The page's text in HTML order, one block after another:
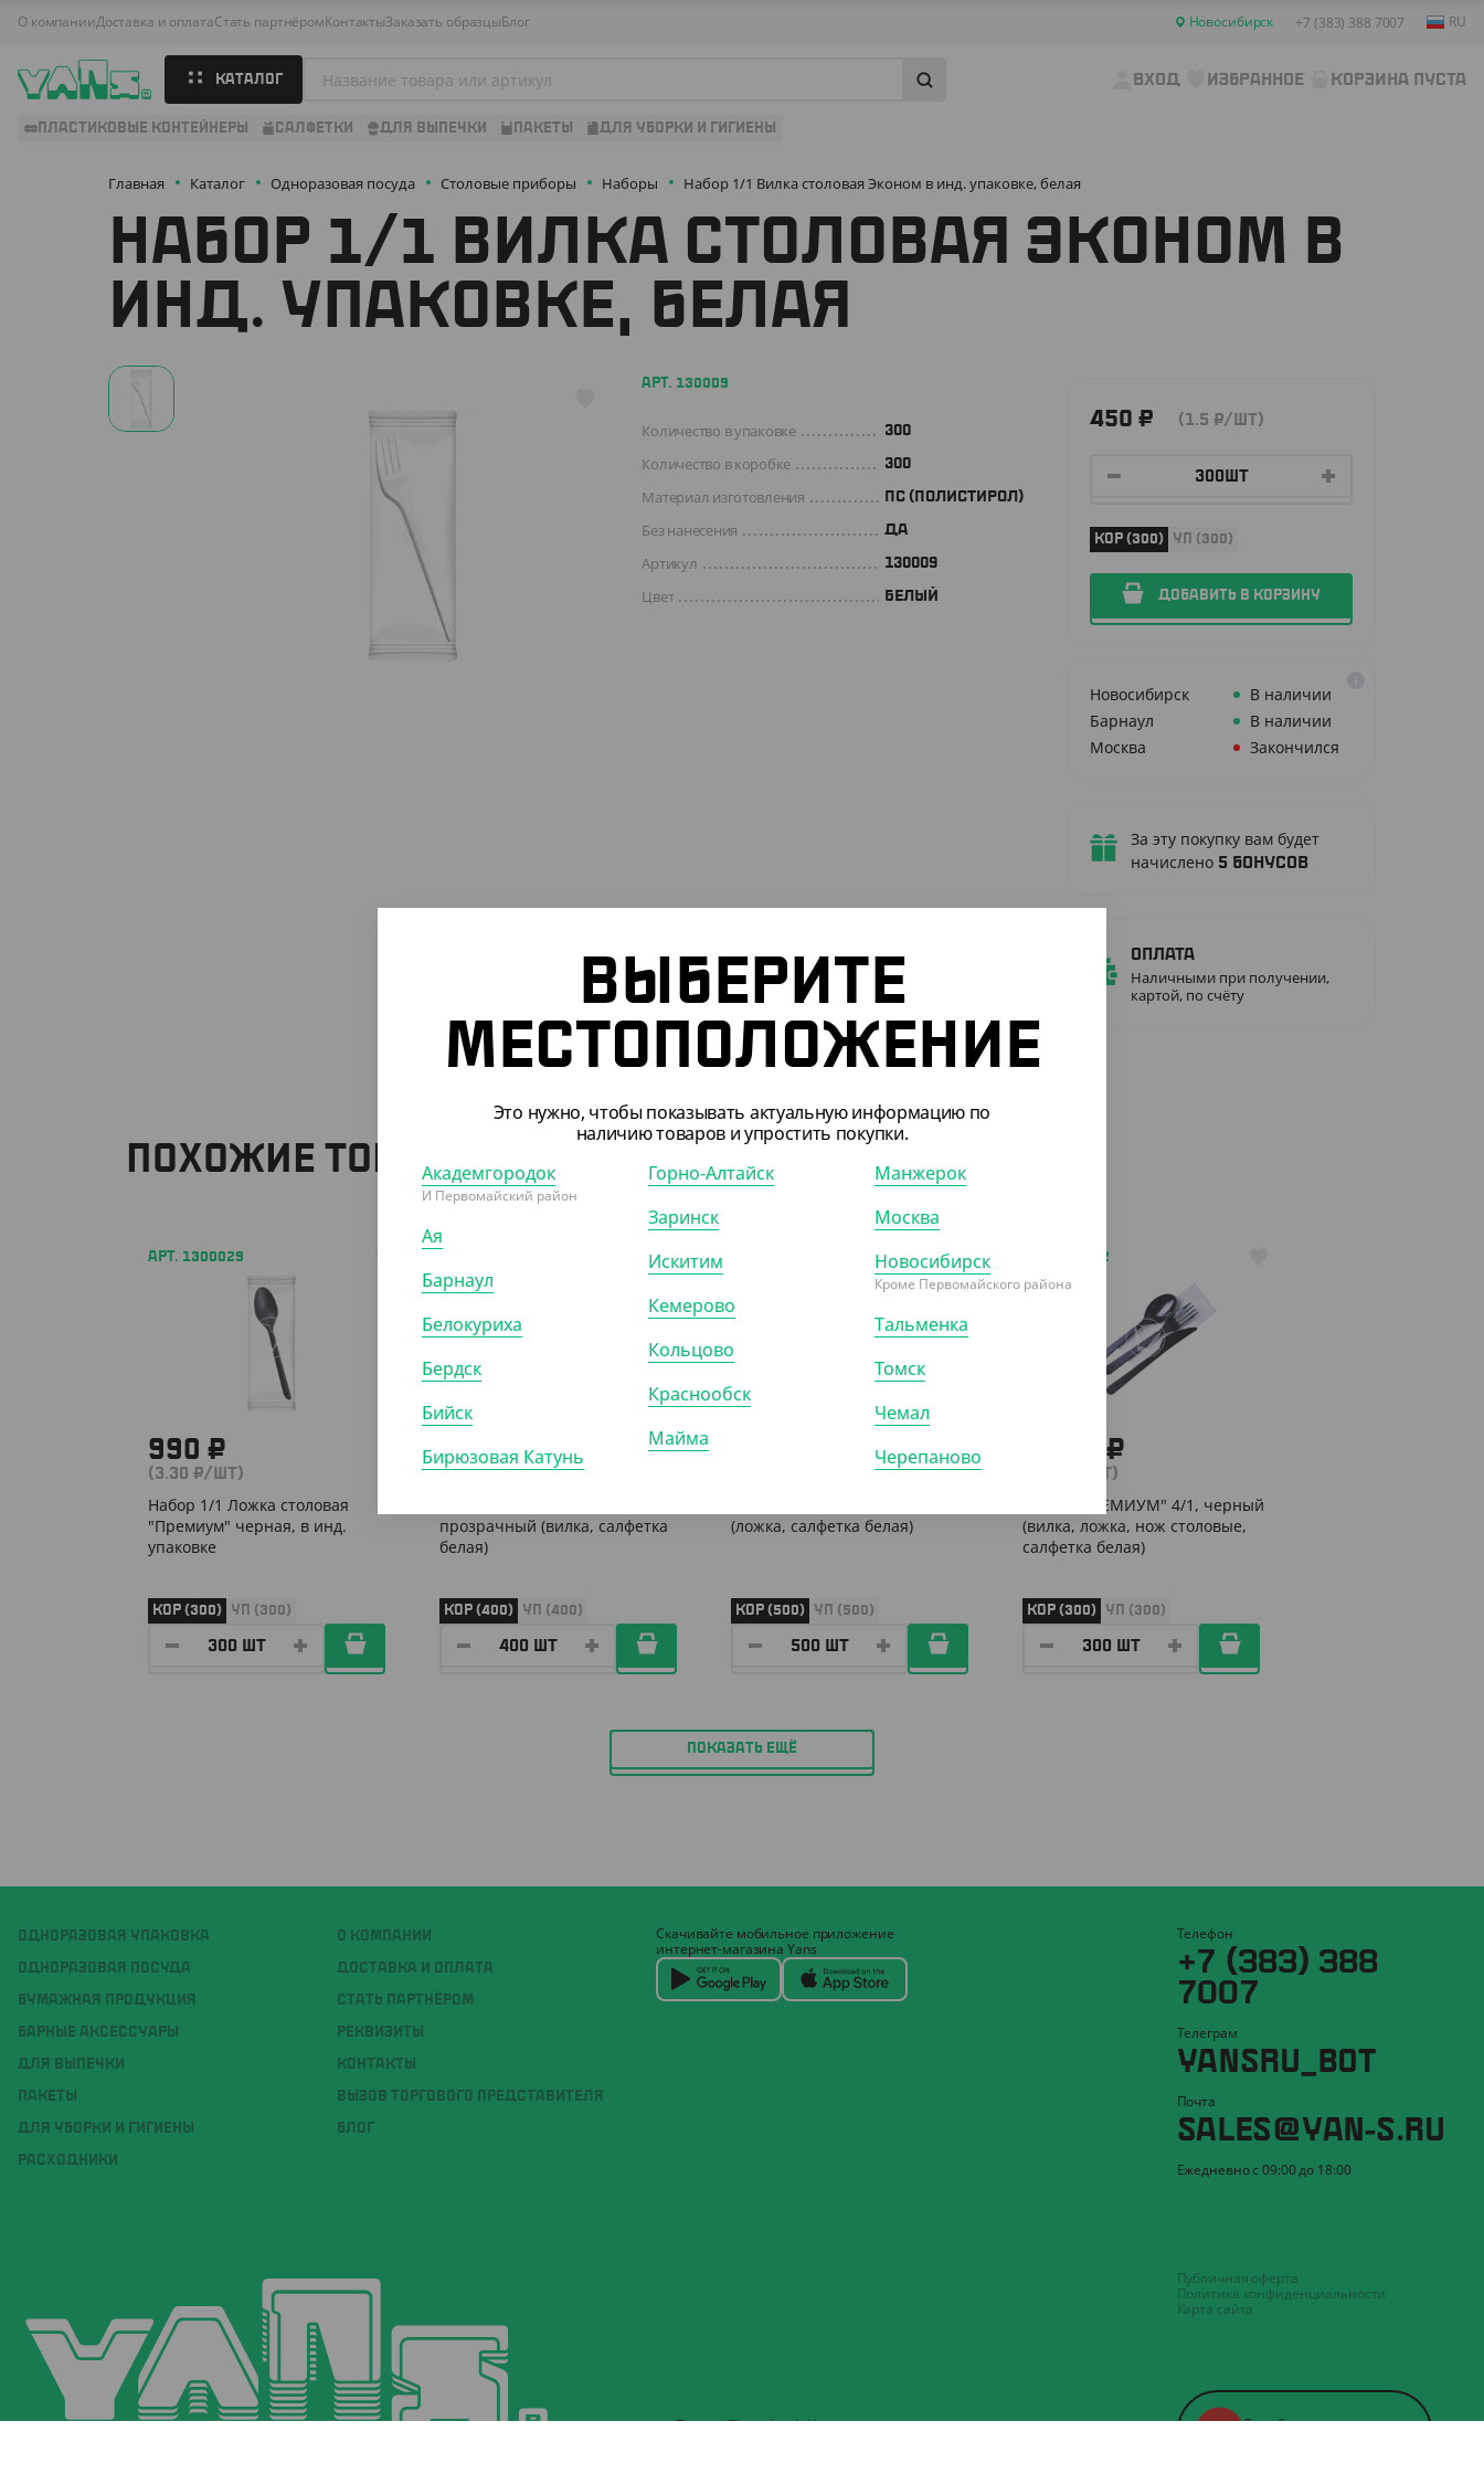
О компанииДоставка и оплатаСтать партнёромКонтактыЗаказать образцыБлог Новосибирск +7 (383) 388 7007 RU
КАТАЛОГ ВХОД ИЗБРАННОЕ КОРЗИНА ПУСТА
ПЛАСТИКОВЫЕ КОНТЕЙНЕРЫ САЛФЕТКИ ДЛЯ ВЫПЕЧКИ ПАКЕТЫ ДЛЯ УБОРКИ И ГИГИЕНЫ
Главная Каталог Одноразовая посуда Столовые приборы Наборы Набор 1/1 Вилка столовая Эконом в инд. упаковке, белая
НАБОР 1/1 ВИЛКА СТОЛОВАЯ ЭКОНОМ В
ИНД. УПАКОВКЕ, БЕЛАЯ
450 ₽ (1.5 ₽/ШТ)
КОР (300) УП (300)
ДОБАВИТЬ В КОРЗИНУ
Новосибирск
В наличии
Барнаул
В наличии
Москва
Закончился
За эту покупку вам будет
начислено 5 бонусов
Оплата
Наличными при получении,
картой, по счёту
АРТ. 130009
Количество в упаковке 300
Количество в коробке 300
Материал изготовления ПС (ПОЛИСТИРОЛ)
Без нанесения ДА
Артикул 130009
Цвет БЕЛЫЙ
ПОХОЖИЕ ТОВАРЫ
АРТ. 1300029
990 ₽
(3.30 ₽/ШТ)
Набор 1/1 Ложка столовая
"Премиум" черная, в инд.
упаковке
КОР (300) УП (300)
1 600 ₽
(4 ₽/ШТ)
прозрачный (вилка, салфетка
белая)
КОР (400) УП (400)
(ложка, салфетка белая)
КОР (500) УП (500)
АРТ. 130002
2 799 ₽
(9.33 ₽/ШТ)
Набор "ПРЕМИУМ" 4/1, черный
(вилка, ложка, нож столовые,
салфетка белая)
КОР (300) УП (300)
ПОКАЗАТЬ ЕЩЁ
ОДНОРАЗОВАЯ УПАКОВКА
ОДНОРАЗОВАЯ ПОСУДА
БУМАЖНАЯ ПРОДУКЦИЯ
БАРНЫЕ АКСЕССУАРЫ
ДЛЯ ВЫПЕЧКИ
ПАКЕТЫ
ДЛЯ УБОРКИ И ГИГИЕНЫ
РАСХОДНИКИ
О КОМПАНИИ
ДОСТАВКА И ОПЛАТА
СТАТЬ ПАРТНЁРОМ
РЕКВИЗИТЫ
КОНТАКТЫ
ВЫЗОВ ТОРГОВОГО ПРЕДСТАВИТЕЛЯ
БЛОГ
Скачивайте мобильное приложение
интернет-магазина Yans
Телефон
+7 (383) 388
7007
Телеграм
YANSRU_BOT
Почта
SALES@YAN-S.RU
Ежедневно с 09:00 до 18:00
Публичная оферта
Политика конфиденциальности
Карта сайта
Разработка,техподдержка
ВЫБЕРИТЕ
МЕСТОПОЛОЖЕНИЕ
Это нужно, чтобы показывать актуальную информацию по
наличию товаров и упростить покупки.
Академгородок
И Первомайский район
Ая
Барнаул
Белокуриха
Бердск
Бийск
Бирюзовая Катунь
Горно-Алтайск
Заринск
Искитим
Кемерово
Кольцово
Краснообск
Майма
Манжерок
Москва
Новосибирск
Кроме Первомайского района
Тальменка
Томск
Чемал
Черепаново